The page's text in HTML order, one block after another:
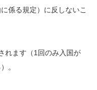
係る規定）に反しないこ
れます（1回のみ入国が
。